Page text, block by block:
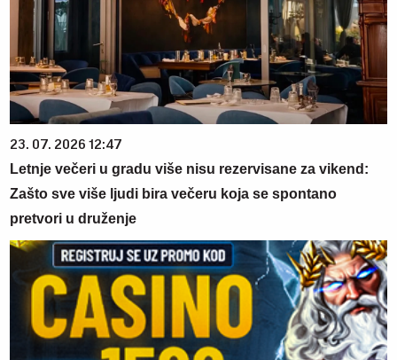
23. 07. 2026 12:47
Letnje večeri u gradu više nisu rezervisane za vikend:
Zašto sve više ljudi bira večeru koja se spontano
pretvori u druženje